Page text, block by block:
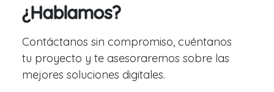
¿Hablamos?
Contáctanos sin compromiso, cuéntanos
tu proyecto y te asesoraremos sobre las
mejores soluciones digitales.